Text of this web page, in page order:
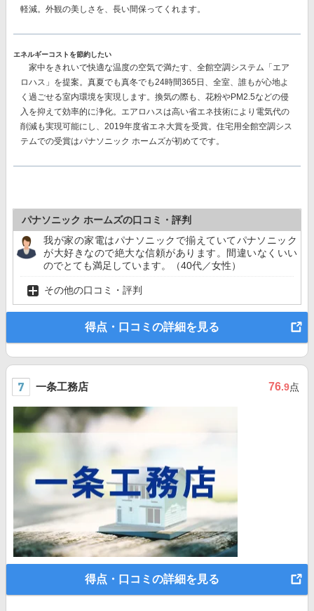
軽減。 外観の美しさを、長い間保ってくれます。
エネルギーコストを節約したい
家中をきれいで快適な温度の空気で満たす、 全館空調システム「エア
ロハス」 を提案。真夏でも真冬でも24時間365日、全室、誰もが心地よ
く過ごせる室内環境を実現します。換気の際も、花粉やPM2.5などの侵
入を抑えて効率的に浄化。エアロハスは高い省エネ技術により電気代の
削減も実現可能にし、 2019年度省エネ大賞を受賞。 住宅用全館空調シス
テムでの受賞はパナソニック ホームズが初めてです。
パナソニック ホームズの口コミ・評判
我が家の家電はパナソニックで揃えていてパナソニック
が大好きなので絶大な信頼があります。間違いなくいい
のでとても満足しています。（40代／女性）
その他の口コミ・評判
得点・口コミの詳細を見る
一条工務店 76.9点
得点・口コミの詳細を見る